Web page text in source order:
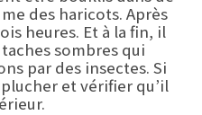
des haricots. Après
heures. Et à la fin, il
sombres qui
par des insectes. Si
et vérifier qu’il